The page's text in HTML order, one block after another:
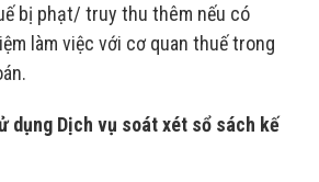
bị phạt/ truy thu thêm nếu có
làm việc với cơ quan thuế trong
dụng Dịch vụ soát xét sổ sách kế